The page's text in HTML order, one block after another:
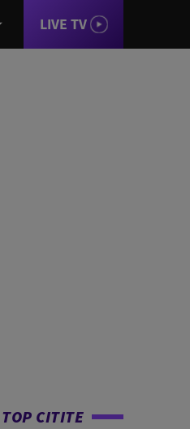
LIVE TV
TOP CITITE